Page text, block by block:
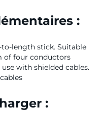
:
length stick. Suitable
of four conductors
with shielded cables.
: